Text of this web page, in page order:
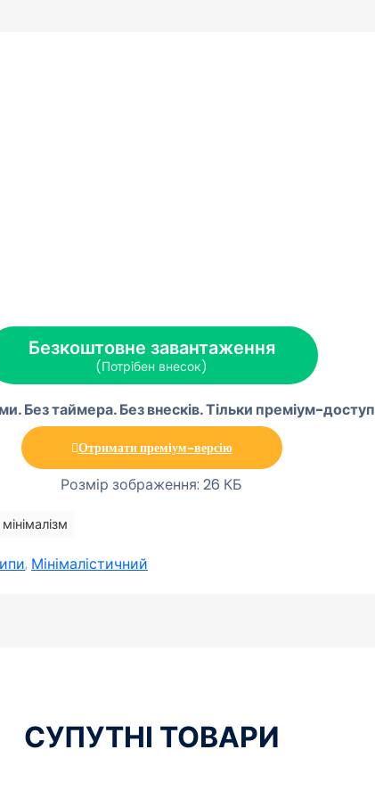
Безкоштовне завантаження
(Потрібен внесок)
Без таймера. Без внесків. Тільки преміум-доступ
Отримати преміум-версію
Розмір зображення: 26 КБ
мінімалізм
, Мінімалістичний
СУПУТНІ ТОВАРИ